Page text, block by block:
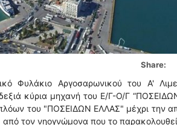
Share:
Φυλάκιο Αργοσαρωνικού του Α'
δεξιά κύρια μηχανή του Ε/Γ-Ο/Γ
του "ΠΟΣΕΙΔΩΝ ΕΛΛΑΣ" μέχρι την
τον νηογνώμονα που το